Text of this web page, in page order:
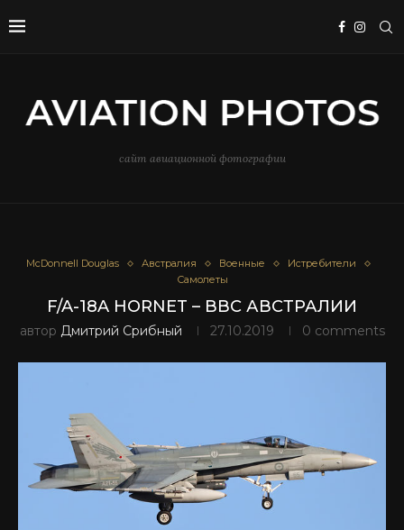
сайт авиационной фотографии
McDonnell Douglas Австралия Военные
Истребители
Самолеты
F/A-18A HORNET – ВВС АВСТРАЛИИ
автор Дмитрий Срибный 27.10.2019 0 comments